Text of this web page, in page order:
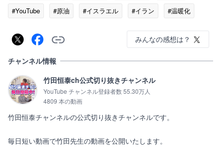
#YouTube
#原油 #イスラエル #イラン #温暖化
みんなの感想は？
チャンネル情報
竹田恒泰ch公式切り抜きチャンネル
YouTube チャンネル登録者数 55.30万人
4809 本の動画
竹田恒泰チャンネルの公式切り抜きチャンネルです。
毎日短い動画で竹田先生の動画を公開いたします。